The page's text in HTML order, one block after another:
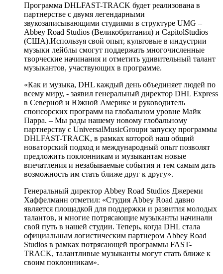
Программа DHLFAST-TRACK будет реализована в
партнерстве с двумя легендарными
звукозаписывающими студиями в структуре UMG –
Abbey Road Studios (Великобритания) и CapitolStudios
(США).Используя свой опыт, культовые в индустрии
музыки лейблы смогут поддержать многочисленные
творческие начинания и отметить удивительный талант
музыкантов, участвующих в программе.
«Как и музыка, DHL каждый день объединяет людей по
всему миру, - заявил генеральный директор DHL Express
в Северной и Южной Америке и руководитель
спонсорских программ на глобальном уровне Майк
Парра. – Мы рады нашему новому глобальному
партнерству с UniversalMusicGroupи запуску программы
DHLFAST-TRACK, в рамках которой наш общий
новаторский подход и международный опыт позволят
предложить поклонникам и музыкантам новые
впечатления и незабываемые события и тем самым дать
возможность им стать ближе друг к другу».
Генеральный директор Abbey Road Studios Джереми
Хаффелманн отметил: «Студия Abbey Road давно
является площадкой для поддержки и развития молодых
талантов, и многие потрясающие музыканты начинали
свой путь в нашей студии. Теперь, когда DHL стала
официальным логистическим партнером Abbey Road
Studios в рамках потрясающей программы FAST-
TRACK, талантливые музыканты могут стать ближе к
своим поклонникам».